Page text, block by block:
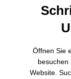
Öffnen Sie
besuchen
Website.